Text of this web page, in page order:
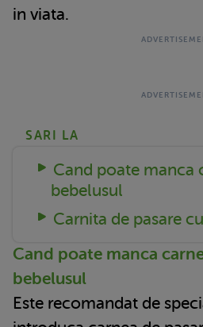
in viata.
SARI LA
Cand poate manca
bebelusul
Carnita de pasare
Cand poate manca
bebelusul
Este recomandat de